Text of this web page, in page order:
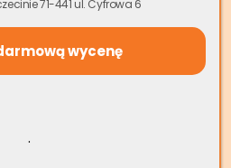
Właściciel nie może nadużywać
przeprowadzając częste i
mogłyby być odbierane jako
71-441 ul. Cyfrowa 6
.